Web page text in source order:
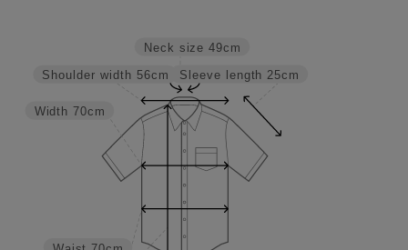
Sleeve length 25cm
Neck size 49cm
Width 70cm
Shoulder width 56cm